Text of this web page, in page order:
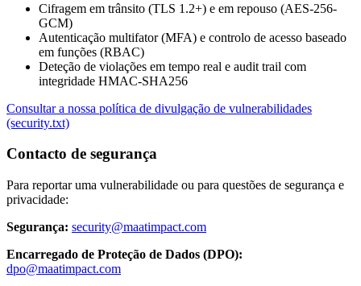
Cifragem em trânsito (TLS 1.2+) e em repouso (AES-256-
GCM)
Autenticação multifator (MFA) e controlo de acesso baseado
em funções (RBAC)
Deteção de violações em tempo real e audit trail com
integridade HMAC-SHA256
Consultar a nossa política de divulgação de vulnerabilidades
(security.txt)
Contacto de segurança
Para reportar uma vulnerabilidade ou para questões de segurança e
privacidade:
Segurança: security@maatimpact.com
Encarregado de Proteção de Dados (DPO):
dpo@maatimpact.com